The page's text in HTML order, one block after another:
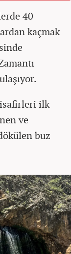
40
kaçmak
ilk
ve
buz